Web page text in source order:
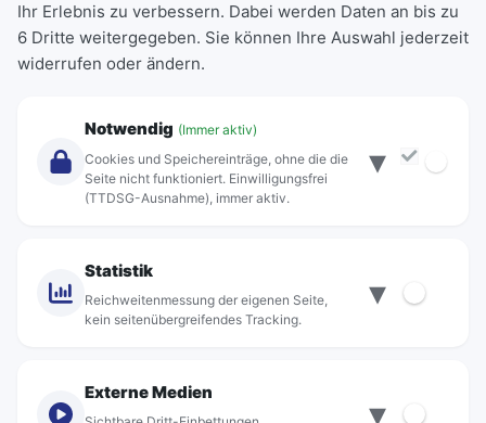
Schülerkarte
Einzeltickets
Abonnements
Über Rebus
Standorte
Ihr Erlebnis zu verbessern. Dabei werden Daten an bis zu
6 Dritte weitergegeben. Sie können Ihre Auswahl jederzeit
widerrufen oder ändern.
Notwendig (Immer aktiv)
Cookies und Speichereinträge, ohne die die
Seite nicht funktioniert. Einwilligungsfrei
(TTDSG-Ausnahme), immer aktiv.
▾
Statistik
Reichweitenmessung der eigenen Seite,
kein seitenübergreifendes Tracking.
▾
Externe Medien
▾